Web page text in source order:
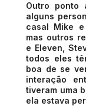
Outro ponto
alguns
casal Mike e
mas outros
e Eleven,
todos eles
boa de se
interação
tiveram uma
ela estava